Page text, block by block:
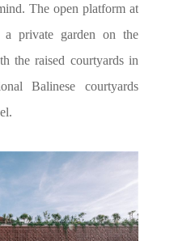
The open platform at
private garden on the
the raised courtyards in
Balinese courtyards